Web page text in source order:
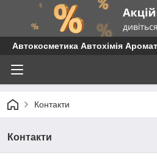
Автокосметика Автохімія
Контакти
Контакти